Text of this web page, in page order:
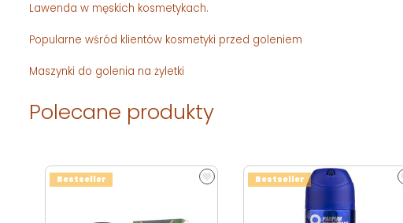
Lawenda w męskich kosmetykach.
Popularne wśród klientów kosmetyki przed goleniem
Maszynki do golenia na żyletki
Polecane produkty
Bestseller Bestseller